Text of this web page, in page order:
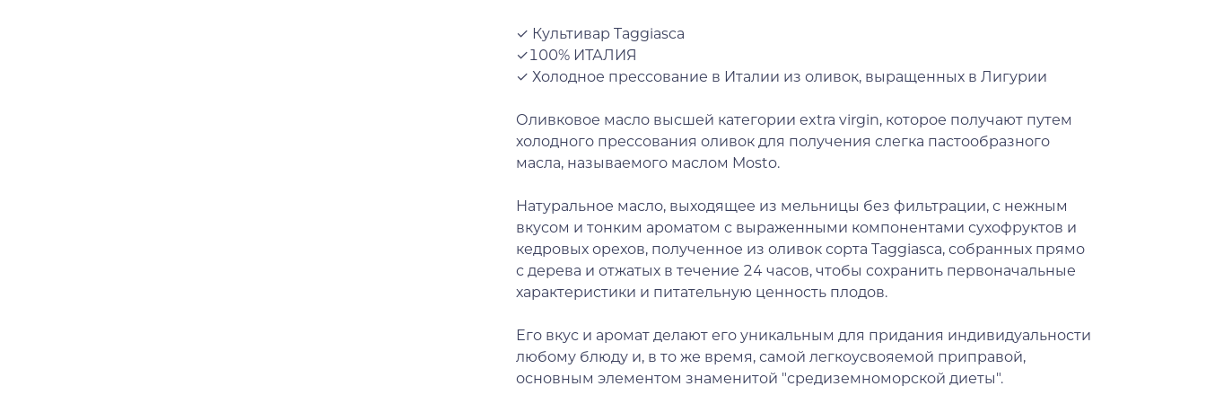
✓ Культивар Taggiasca
✓100% ИТАЛИЯ
✓ Холодное прессование в Италии из оливок, выращенных в Лигурии
Оливковое масло высшей категории extra virgin, которое получают путем
холодного прессования оливок для получения слегка пастообразного
масла, называемого маслом Mosto.
Натуральное масло, выходящее из мельницы без фильтрации, с нежным
вкусом и тонким ароматом с выраженными компонентами сухофруктов и
кедровых орехов, полученное из оливок сорта Taggiasca, собранных прямо
с дерева и отжатых в течение 24 часов, чтобы сохранить первоначальные
характеристики и питательную ценность плодов.
Его вкус и аромат делают его уникальным для придания индивидуальности
любому блюду и, в то же время, самой легкоусвояемой приправой,
основным элементом знаменитой "средиземноморской диеты".